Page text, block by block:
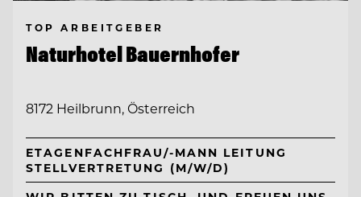
TOP ARBEITGEBER
Naturhotel Bauernhofer
8172 Heilbrunn, Österreich
ETAGENFACHFRAU/-MANN LEITUNG
STELLVERTRETUNG (M/W/D)